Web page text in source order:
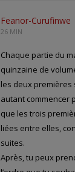
Feanor-Curufinwe
26 MIN
Chaque partie du
quinzaine de
les deux premières
autant commencer
que les trois
liées entre elles,
suites.
Après, tu peux